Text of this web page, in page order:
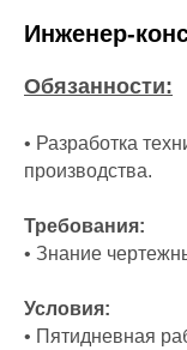
Инженер-
Обязанности:
• Разработка
производства.
Требования:
• Знание
Условия:
• Пятидневная